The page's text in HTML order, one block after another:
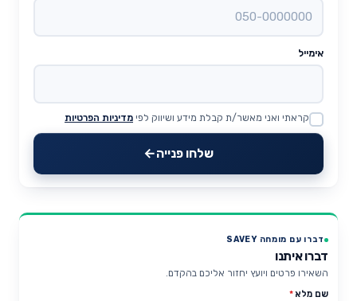
אימייל
Website
קראתי ואני מאשר/ת קבלת מידע ושיווק לפי מדיניות הפרטיות
שלחו פנייה
דברו עם מומחה SAVEY
דברו איתנו
השאירו פרטים ויועץ יחזור אליכם בהקדם.
שם מלא*